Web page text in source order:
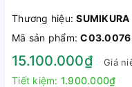
Thương hiệu:SUMIKURA
Mã sản phẩm:C03.0076
15.100.000₫ Giá
Tiết kiệm: 1.900.000₫